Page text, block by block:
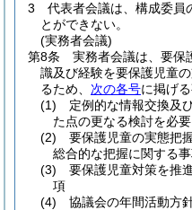
3
代表者会議は、構成委員
とができない。
(実務者会議)
第8条
実務者会議は、要保
識及び経験を要保護児童
るため、 次の各号に掲げ
(1)
定例的な情報交換及
た点の更なる検討を必
(2)
要保護児童の実態把
総合的な把握に関する
(3)
要保護児童対策を推
項
(4)
協議会の年間活動方